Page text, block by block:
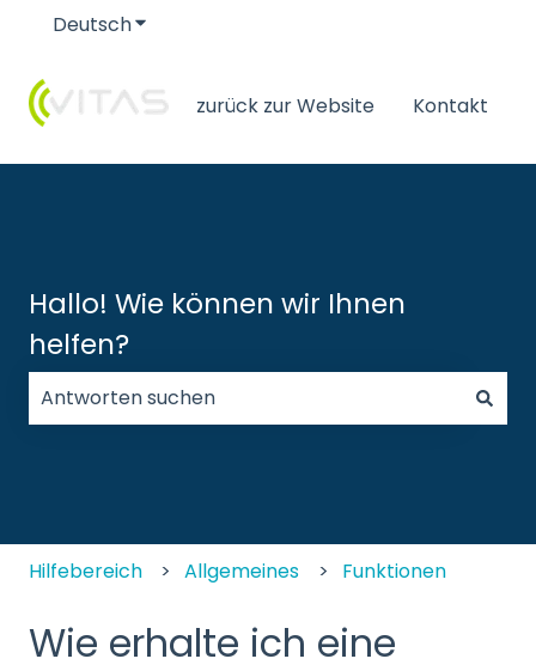
DeutschUntermenü für Übersetzungen anzeigen
zurück zur Website Kontakt
Hallo! Wie können wir Ihnen
helfen?
Hilfebereich Allgemeines Funktionen
Wie erhalte ich eine